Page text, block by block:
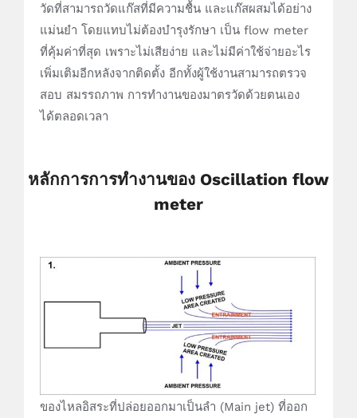
วัดที่สามารถวัดแก๊สที่มีความชื้น และแก๊สผสมได้อย่าง
แม่นยำ โดยแทบไม่ต้องบำรุงรักษา เป็น flow meter
ที่คุ้มค่าที่สุด เพราะไม่เสียง่าย และไม่มีค่าใช้จ่ายอะไร
เพิ่มเติมอีกหลังจากติดตั้ง อีกทั้งผู้ใช้งานสามารถตรวจ
สอบ สมรรถภาพ การทำงานของมาตรวัดด้วยตนเอง
ได้ตลอดเวลา
หลักการการทำงานของ Oscillation flow
meter
ของไหลอิสระที่ปล่อยออกมาเป็นลำ (Main jet) ที่ออก